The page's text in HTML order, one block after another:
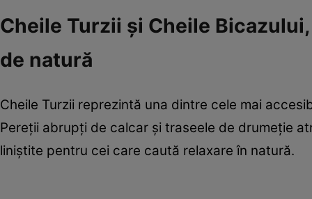
Cheile Turzii și Cheile
de natură
Cheile Turzii reprezintă una dintre cele mai
Pereții abrupți de calcar și traseele de drumeție
liniștite pentru cei care caută relaxare în natură.